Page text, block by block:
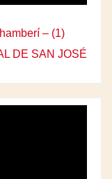
– (1)
DE SAN JOSÉ